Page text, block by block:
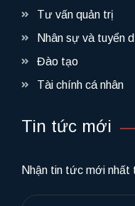
Tư vấn quản trị
Nhân sự và tuyển
Đào tạo
Tài chính cá nhân
Tin tức mới
Nhận tin tức mới nhất